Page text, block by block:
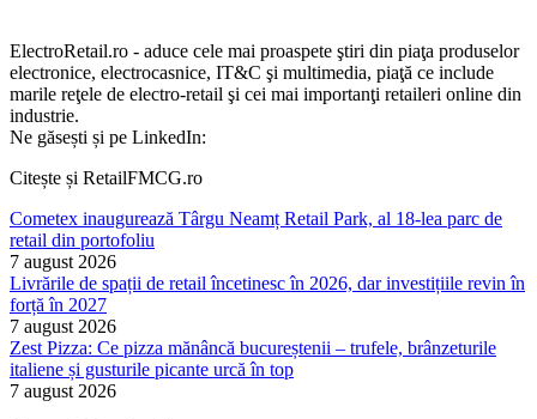
ElectroRetail.ro - aduce cele mai proaspete ştiri din piaţa produselor
electronice, electrocasnice, IT&C şi multimedia, piaţă ce include
marile reţele de electro-retail şi cei mai importanţi retaileri online din
industrie.
Ne găsești și pe LinkedIn:
Citește și RetailFMCG.ro
Cometex inaugurează Târgu Neamț Retail Park, al 18-lea parc de
retail din portofoliu
7 august 2026
Livrările de spații de retail încetinesc în 2026, dar investițiile revin în
forță în 2027
7 august 2026
Zest Pizza: Ce pizza mănâncă bucureștenii – trufele, brânzeturile
italiene și gusturile picante urcă în top
7 august 2026